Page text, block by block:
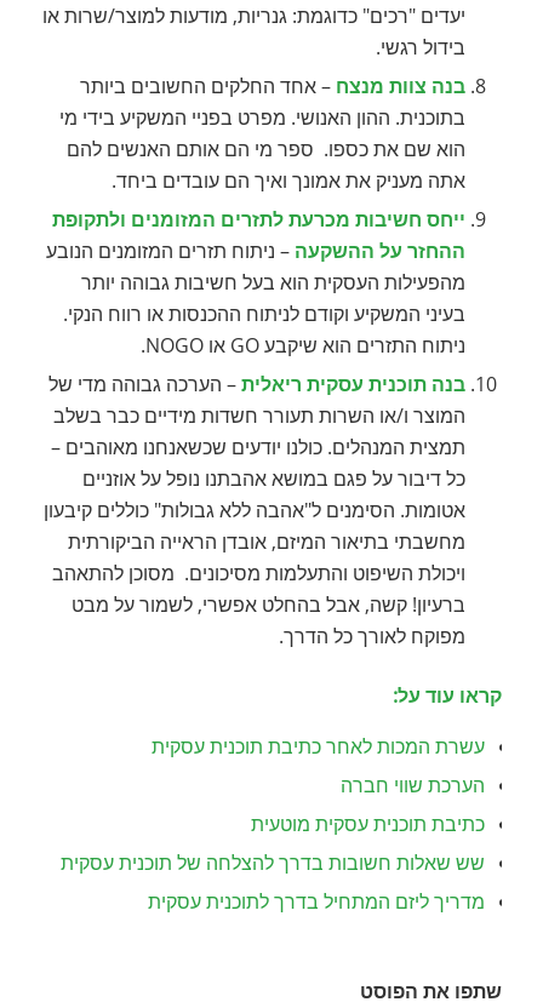
יעדים "רכים" כדוגמת: גנריות, מודעות למוצר/שרות או
בידול רגשי.
בנה צוות מנצח – אחד החלקים החשובים ביותר
בתוכנית. ההון האנושי. מפרט בפניי המשקיע בידי מי
הוא שם את כספו. ספר מי הם אותם האנשים להם
אתה מעניק את אמונך ואיך הם עובדים ביחד.
ייחס חשיבות מכרעת לתזרים המזומנים ולתקופת
ההחזר על ההשקעה – ניתוח תזרים המזומנים הנובע
מהפעילות העסקית הוא בעל חשיבות גבוהה יותר
בעיני המשקיע וקודם לניתוח ההכנסות או רווח הנקי.
ניתוח התזרים הוא שיקבע GO או NOGO.
בנה תוכנית עסקית ריאלית– הערכה גבוהה מדי של
המוצר ו/או השרות תעורר חשדות מידיים כבר בשלב
תמצית המנהלים. כולנו יודעים שכשאנחנו מאוהבים –
כל דיבור על פגם במושא אהבתנו נופל על אוזניים
אטומות. הסימנים ל"אהבה ללא גבולות" כוללים קיבעון
מחשבתי בתיאור המיזם, אובדן הראייה הביקורתית
ויכולת השיפוט והתעלמות מסיכונים. מסוכן להתאהב
ברעיון! קשה, אבל בהחלט אפשרי, לשמור על מבט
מפוקח לאורך כל הדרך.
קראו עוד על:
עשרת המכות לאחר כתיבת תוכנית עסקית
הערכת שווי חברה
כתיבת תוכנית עסקית מוטעית
שש שאלות חשובות בדרך להצלחה של תוכנית עסקית
מדריך ליזם המתחיל בדרך לתוכנית עסקית
שתפו את הפוסט